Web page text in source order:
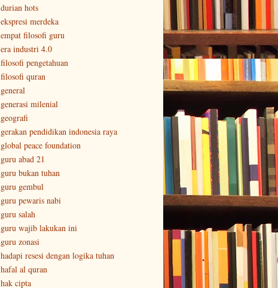
durian hots
ekspresi merdeka
empat filosofi guru
era industri 4.0
filosofi pengetahuan
filosofi quran
general
generasi milenial
geografi
gerakan pendidikan indonesia raya
global peace foundation
guru abad 21
guru bukan tuhan
guru gembul
guru pewaris nabi
guru salah
guru wajib lakukan ini
guru zonasi
hadapi resesi dengan logika tuhan
hafal al quran
hak cipta